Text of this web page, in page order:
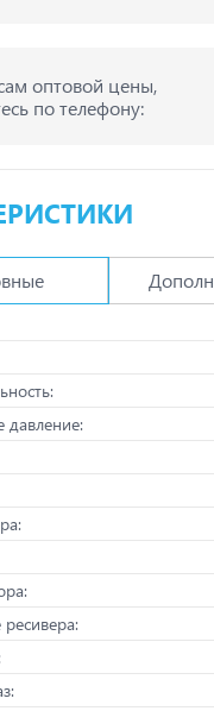
оптовой цены,
по телефону:
давление: